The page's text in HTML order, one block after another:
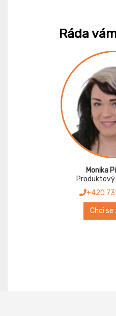
Ráda
Monika
+420
Chci